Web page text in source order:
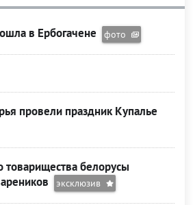
в Ербогачене фото
провели праздник Купалье
товарищества белорусы
эксклюзив